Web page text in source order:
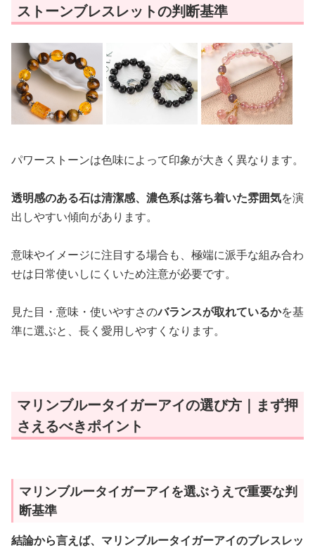
ストーンブレスレットの判断基準
パワーストーンは色味によって印象が大きく異なります。
透明感のある石は清潔感、濃色系は落ち着いた雰囲気を演
出しやすい傾向があります。
意味やイメージに注目する場合も、極端に派手な組み合わ
せは日常使いしにくいため注意が必要です。
見た目・意味・使いやすさのバランスが取れているかを基
準に選ぶと、長く愛用しやすくなります。
マリンブルータイガーアイの選び方｜まず押
さえるべきポイント
マリンブルータイガーアイを選ぶうえで重要な判
断基準
結論から言えば、マリンブルータイガーアイのブレスレッ